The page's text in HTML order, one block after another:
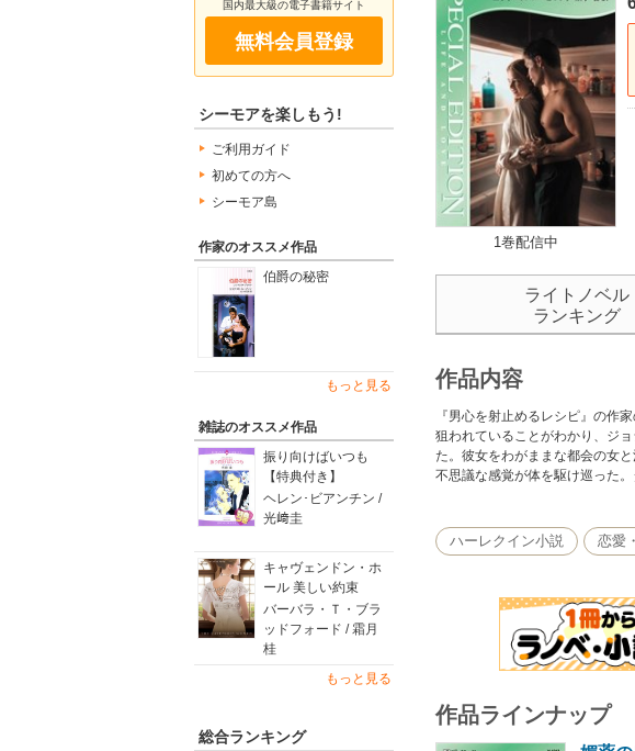
国内最大級の電子書籍サイト
無料会員登録
シーモアを楽しもう!
ご利用ガイド
初めての方へ
シーモア島
作家のオススメ作品
伯爵の秘密
もっと見る
雑誌のオススメ作品
振り向けばいつも
【特典付き】
ヘレン･ビアンチン /
光﨑圭
キャヴェンドン・ホ
ール 美しい約束
バーバラ・Ｔ・ブラ
ッドフォード / 霜月
桂
もっと見る
総合ランキング
1巻配信中
ライトノベル
ランキング
作品内容
『男心を射止めるレシピ』の作
狙われていることがわかり、ジ
た。彼女をわがままな都会の女
不思議な感覚が体を駆け巡った
ハーレクイン小説 恋愛
作品ラインナップ